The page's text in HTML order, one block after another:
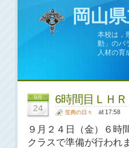
岡山
本校は，
動」のバ
人材の育
9月
24
6時間目ＬＨＲ
at 17:58
笠商の日々
９月２４日（金）６時
クラスで準備が行われ